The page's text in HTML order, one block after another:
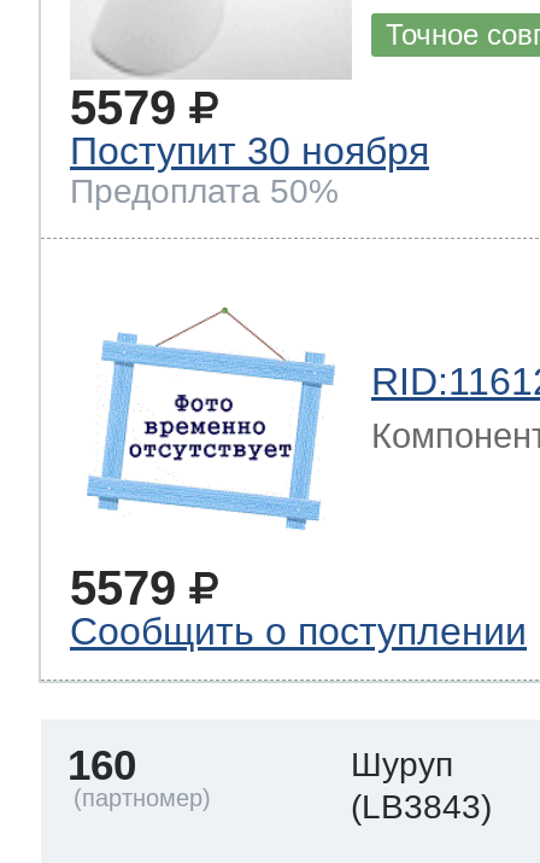
Точное
5579
Поступит 30 ноября
Предоплата 50%
5579
Сообщить о поступлении
160
Шуруп
(LB3843)